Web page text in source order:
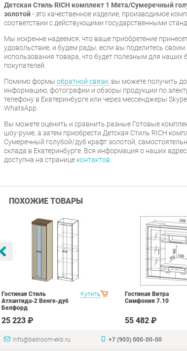
Детская Стиль RICH комплект 1 Мята/Сумеречный
золотой- это качественное изделие, производимое
соответствии с действующими государственными
Мы искренне надеемся, что ваше приобретение
удовольствие, и будем рады, если вы поделитесь
использования товара, что будет полезным для наших
покупателей.
Помимо формы обратной связи, вы можете получить
информацию, фотографии и обзоры продукции по
телефону в Екатеринбурге или через мессенджеры
WhatsApp.
Вы можете оценить и сравнить разные Готовые
шоу-руме, а затем приобрести Детская Стиль RICH
Сумеречный голубой/дуб крафт золотой,
склада в Екатеринбурге. Вся информация о наших
доступна на странице контактов
ПОХОЖИЕ ТОВАРЫ
Купить
Гостиная Стиль
Атлантида-2 Венге-дуб
Белфорд
25 223 ₽
Гостиная Витра
Симфония 7.10
55 482 ₽
info@bedroom-ekb.ru +7 (903) 000-00-00